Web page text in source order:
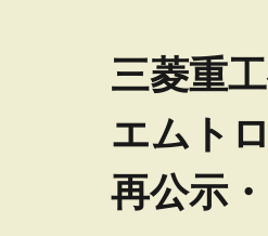
三菱重
エムト
再公示